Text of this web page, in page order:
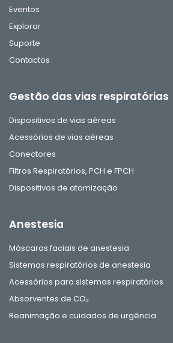
Eventos
Explorar
Suporte
Contactos
Gestão das vias respiratórias
Dispositivos de vias aéreas
Acessórios de vias aéreas
Conectores
Filtros Respiratórios, PCH e FPCH
Dispositivos de atomização
Anestesia
Máscaras faciais de anestesia
Sistemas respiratórios de anestesia
Acessórios para sistemas respiratórios
Absorventes de CO₂
Reanimação e cuidados de urgência